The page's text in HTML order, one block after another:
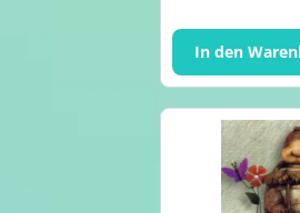
In den